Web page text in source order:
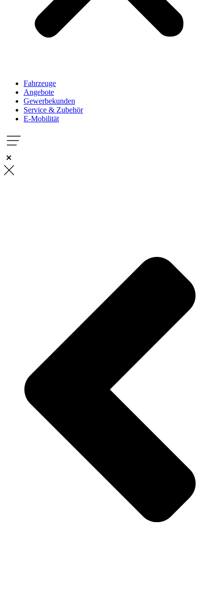
Fahrzeuge
Angebote
Gewerbekunden
Service & Zubehör
E-Mobilität